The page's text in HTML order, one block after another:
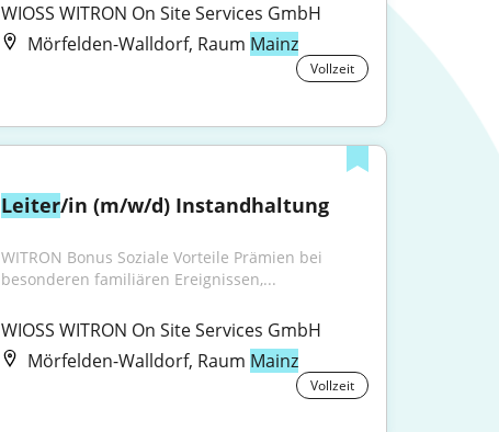
WIOSS WITRON On Site Services GmbH
Mörfelden-Walldorf, Raum Mainz
Vollzeit
Leiter/in (m/w/d) Instandhaltung
WITRON Bonus Soziale Vorteile Prämien bei
besonderen familiären Ereignissen,...
WIOSS WITRON On Site Services GmbH
Mörfelden-Walldorf, Raum Mainz
Vollzeit